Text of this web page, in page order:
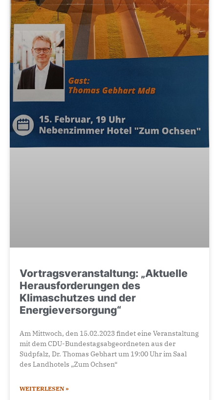
Vortragsveranstaltung: „Aktuelle
Herausforderungen des
Klimaschutzes und der
Energieversorgung“
Am Mittwoch, den 15.02.2023 findet eine Veranstaltung
mit dem CDU-Bundestagsabgeordneten aus der
Südpfalz, Dr. Thomas Gebhart um 19:00 Uhr im Saal
des Landhotels „Zum Ochsen“
WEITERLESEN »